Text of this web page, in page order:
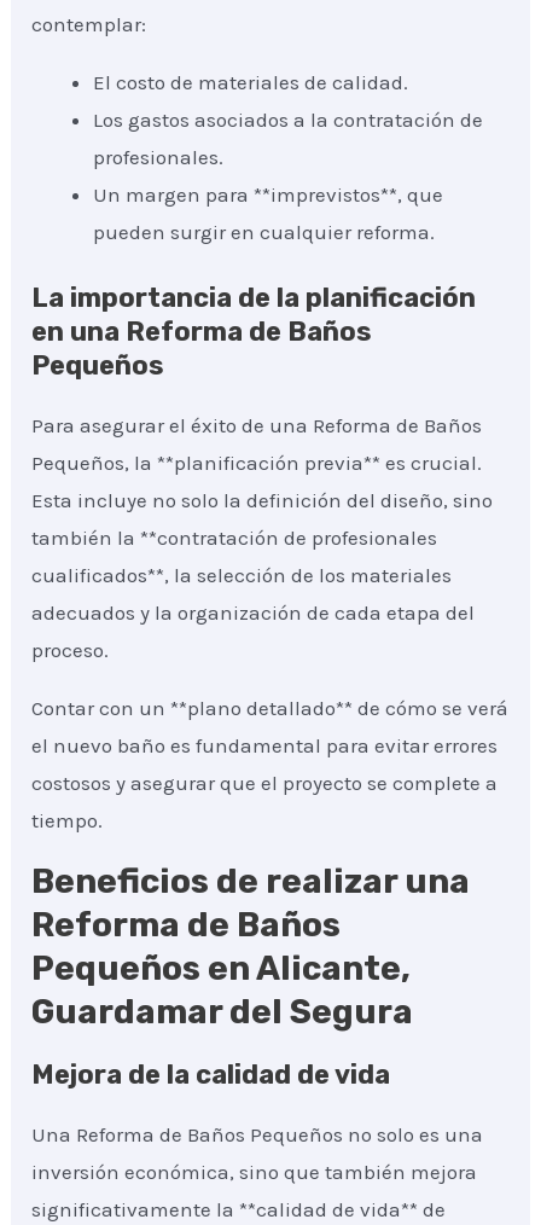
contemplar:
El costo de materiales de calidad.
Los gastos asociados a la contratación de
profesionales.
Un margen para **imprevistos**, que
pueden surgir en cualquier reforma.
La importancia de la planificación
en una Reforma de Baños
Pequeños
Para asegurar el éxito de una Reforma de Baños
Pequeños, la **planificación previa** es crucial.
Esta incluye no solo la definición del diseño, sino
también la **contratación de profesionales
cualificados**, la selección de los materiales
adecuados y la organización de cada etapa del
proceso.
Contar con un **plano detallado** de cómo se verá
el nuevo baño es fundamental para evitar errores
costosos y asegurar que el proyecto se complete a
tiempo.
Beneficios de realizar una
Reforma de Baños
Pequeños en Alicante,
Guardamar del Segura
Mejora de la calidad de vida
Una Reforma de Baños Pequeños no solo es una
inversión económica, sino que también mejora
significativamente la **calidad de vida** de